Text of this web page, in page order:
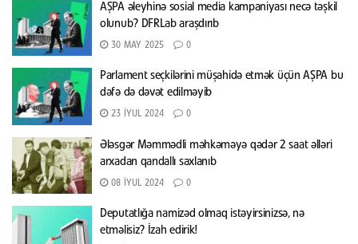
AŞPA əleyhinə sosial media kampaniyası necə təşkil
olunub? DFRLab araşdırıb
30 MAY 2025 0
Parlament seçkilərini müşahidə etmək üçün AŞPA bu
dəfə də dəvət edilməyib
23 İYUL 2024 0
Ələsgər Məmmədli məhkəməyə qədər 2 saat əlləri
arxadan qandallı saxlanıb
08 İYUL 2024 0
Deputatlığa namizəd olmaq istəyirsinizsə, nə
etməlisiz? İzah edirik!